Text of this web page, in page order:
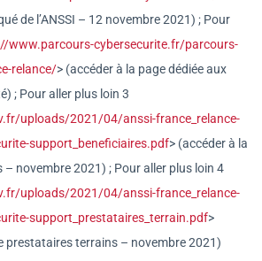
de l’ANSSI – 12 novembre 2021) ; Pour
www.parcours-cybersecurite.fr/parcours-
relance/> (accéder à la page dédiée aux
; Pour aller plus loin 3
uploads/2021/04/anssi-france_relance-
support_beneficiaires.pdf> (accéder à la
novembre 2021) ; Pour aller plus loin 4
uploads/2021/04/anssi-france_relance-
support_prestataires_terrain.pdf>
prestataires terrains – novembre 2021)